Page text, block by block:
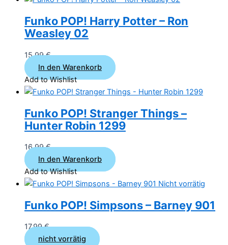
Funko POP! Harry Potter – Ron
Weasley 02
15,99€
In den Warenkorb
Add to Wishlist
Funko POP! Stranger Things –
Hunter Robin 1299
16,99€
In den Warenkorb
Add to Wishlist
Nicht vorrätig
Funko POP! Simpsons – Barney 901
17,99€
nicht vorrätig